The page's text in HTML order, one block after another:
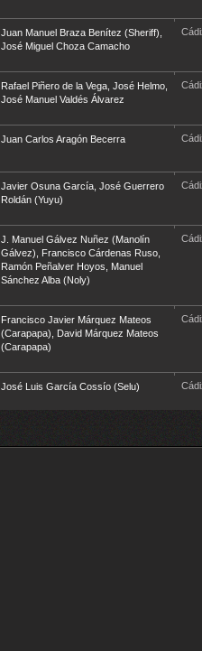
Juan Manuel Braza Benítez (Sheriff)
José Miguel Choza Camacho
Rafael Piñero de la Vega José Helmo
José Manuel Valdés Álvarez
Juan Carlos Aragón Becerra
Javier Osuna García José Guerrero
Roldán (Yuyu)
J. Manuel Gálvez Nuñez (Manolín
Gálvez)
Francisco Cárdenas Ruso
Ramón Peñalver Hoyos
Manuel
Sánchez Alba (Noly)
Francisco Javier Márquez Mateos
(Carapapa)
David Márquez Mateos
(Carapapa)
José Luis García Cossío (Selu)